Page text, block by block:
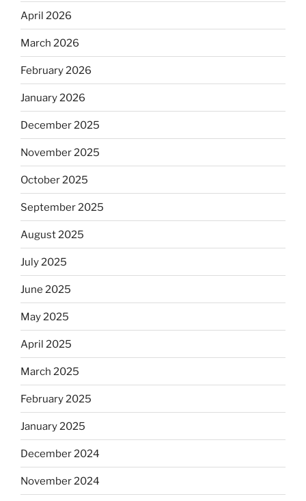
April 2026
March 2026
February 2026
January 2026
December 2025
November 2025
October 2025
September 2025
August 2025
July 2025
June 2025
May 2025
April 2025
March 2025
February 2025
January 2025
December 2024
November 2024